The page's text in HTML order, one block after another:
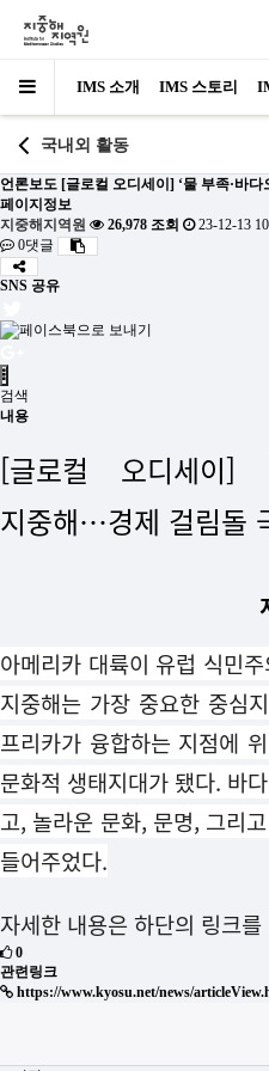
IMS 소개 IMS 스토리
국내외 활동
언론보도 [글로컬 오디세이] ‘물 부족·바
페이지정보
지중해지역원
26,978 조회
23-12-13
0댓글
SNS 공유
검색
내용
[글로컬 오디세이]
지중해…경제 걸림돌
아메리카 대륙이 유럽 식민
지중해는 가장 중요한 중심
프리카가 융합하는 지점에
문화적 생태지대가 됐다. 바
고, 놀라운 문화, 문명, 그리
들어주었다.
자세한 내용은 하단의 링크
0
관련링크
https://www.kyosu.net/news/